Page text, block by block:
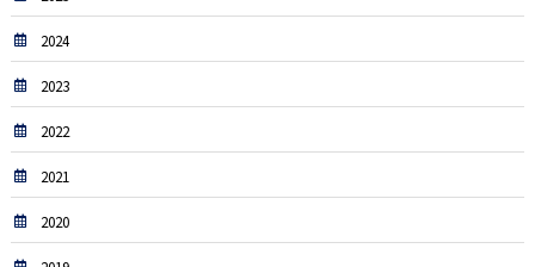
2024
2023
2022
2021
2020